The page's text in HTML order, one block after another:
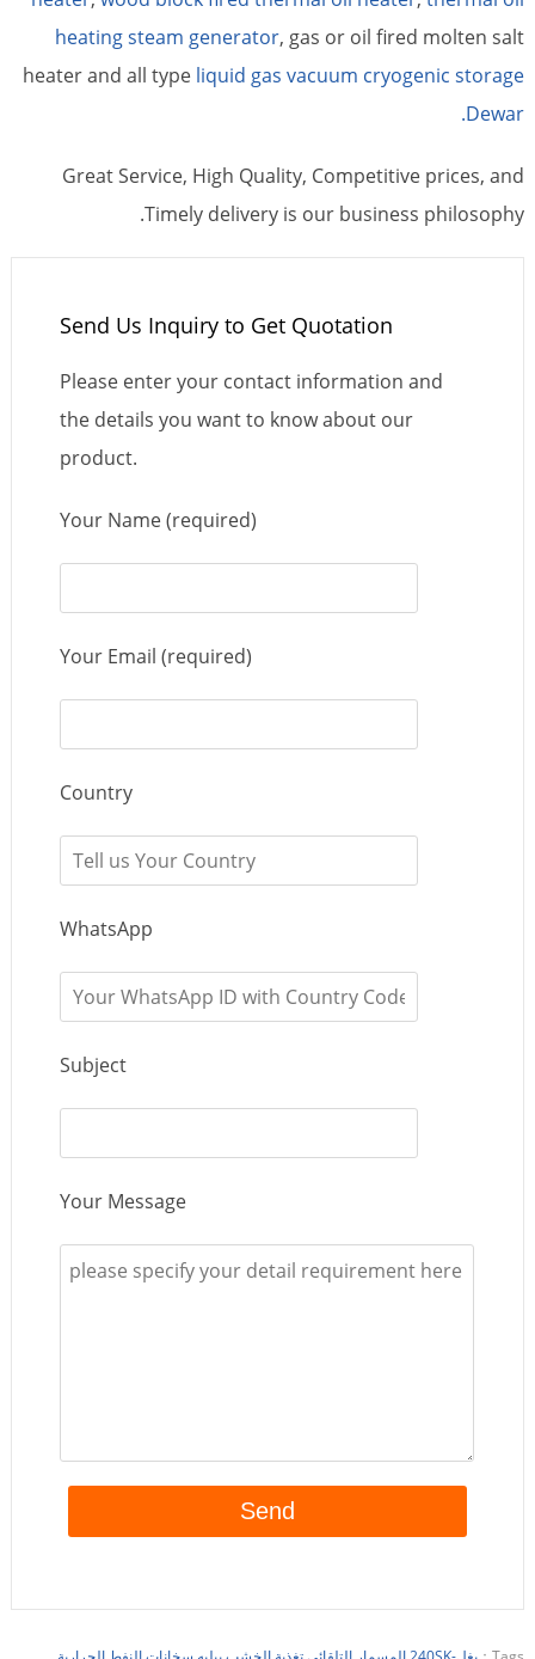
heating steam generator, gas or oil fired molten salt
heater and all type liquid gas vacuum cryogenic storage
Dewar.
Great Service, High Quality, Competitive prices, and
Timely delivery is our business philosophy.
Send Us Inquiry to Get Quotation
Please enter your contact information and
the details you want to know about our
product.
Your Name (required)
Your Email (required)
Country
WhatsApp
Subject
Your Message